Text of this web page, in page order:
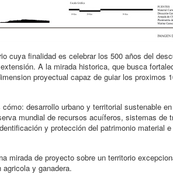
cuya finalidad es celebrar los 500 años del
A la mirada historica, que busca
proyectual capaz de guiar los proximos
desarrollo urbano y territorial sustenable
mundial de recursos acuíferos, sistemas de
y protección del patrimonio material
mirada de proyecto sobre un territorio
y ganadera.